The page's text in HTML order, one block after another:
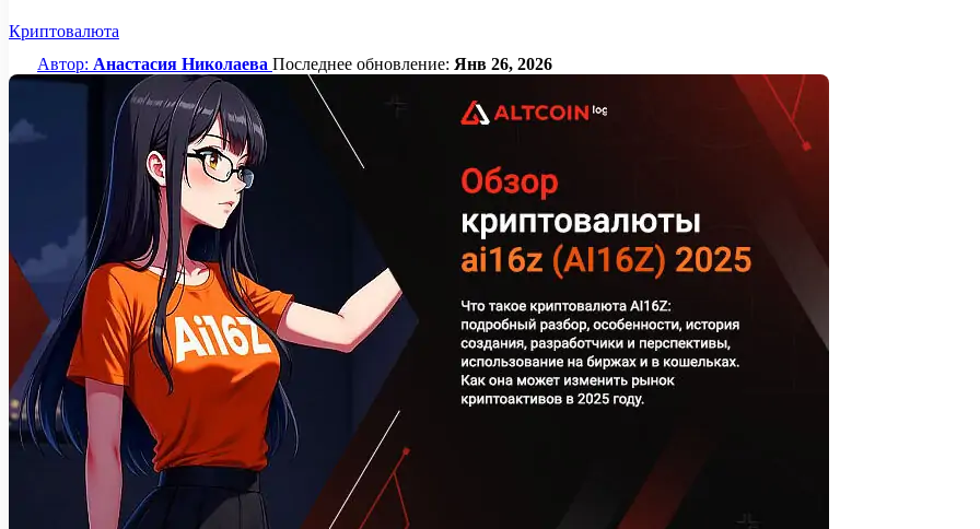
Криптовалюта
Автор: Анастасия Николаева Последнее обновление: Янв 26, 2026